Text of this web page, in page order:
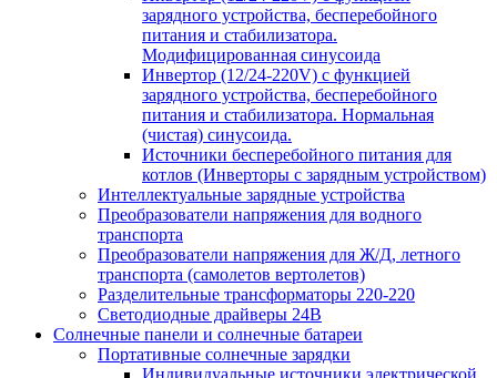
зарядного устройства, бесперебойного
питания и стабилизатора.
Модифицированная синусоида
Инвертор (12/24-220V) с функцией
зарядного устройства, бесперебойного
питания и стабилизатора. Нормальная
(чистая) синусоида.
Источники бесперебойного питания для
котлов (Инверторы с зарядным устройством)
Интеллектуальные зарядные устройства
Преобразователи напряжения для водного
транспорта
Преобразователи напряжения для Ж/Д, летного
транспорта (самолетов вертолетов)
Разделительные трансформаторы 220-220
Светодиодные драйверы 24В
Солнечные панели и солнечные батареи
Портативные солнечные зарядки
Индивидуальные источники электрической